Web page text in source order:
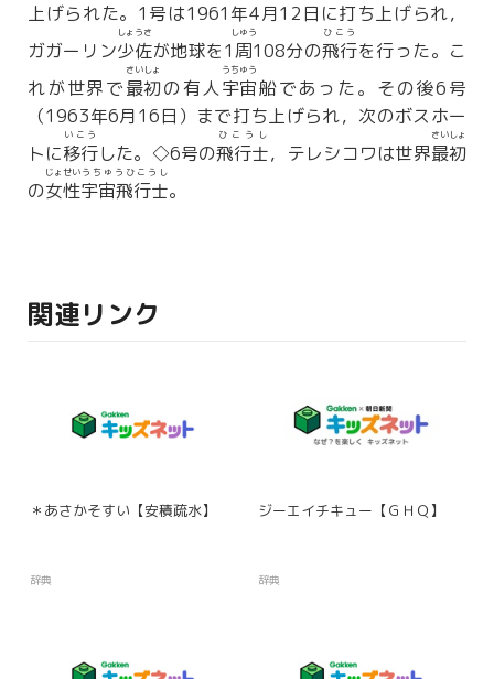
上げられた。1号は1961年4月12日に打ち上げられ，
ガガーリン少佐
しょうさ
が地球を1周
しゅう
108分の飛行
ひこう
を行った。こ
れが世界で最初
さいしょ
の有人宇宙
うちゅう
船であった。その後6号
（1963年6月16日）まで打ち上げられ，次のボスホー
トに移行
いこう
した。◇6号の飛行士
ひこうし
，テレシコワは世界最初
さいしょ
の女性
じょせい
宇宙飛行士
うちゅうひこうし
。
関連リンク
＊あさかそすい【安積疏水】
辞典
ジーエイチキュー【ＧＨＱ】
辞典